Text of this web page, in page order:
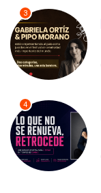
3
4